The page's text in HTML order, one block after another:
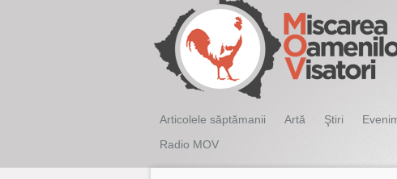
Articolele săptămanii Artă Ştiri
Radio MOV